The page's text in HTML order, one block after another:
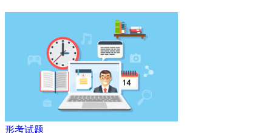
形考试题